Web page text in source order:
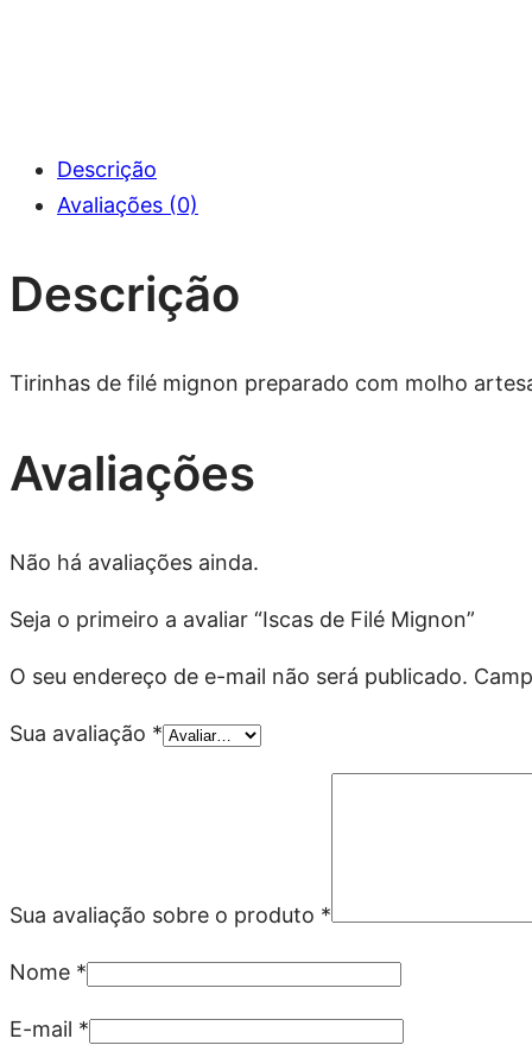
Descrição
Avaliações (0)
Descrição
Tirinhas de filé mignon preparado com molho
Avaliações
Não há avaliações ainda.
Seja o primeiro a avaliar “Iscas de Filé Mignon”
O seu endereço de e-mail não será publicado.
Sua avaliação *
Sua avaliação sobre o produto *
Nome *
E-mail *